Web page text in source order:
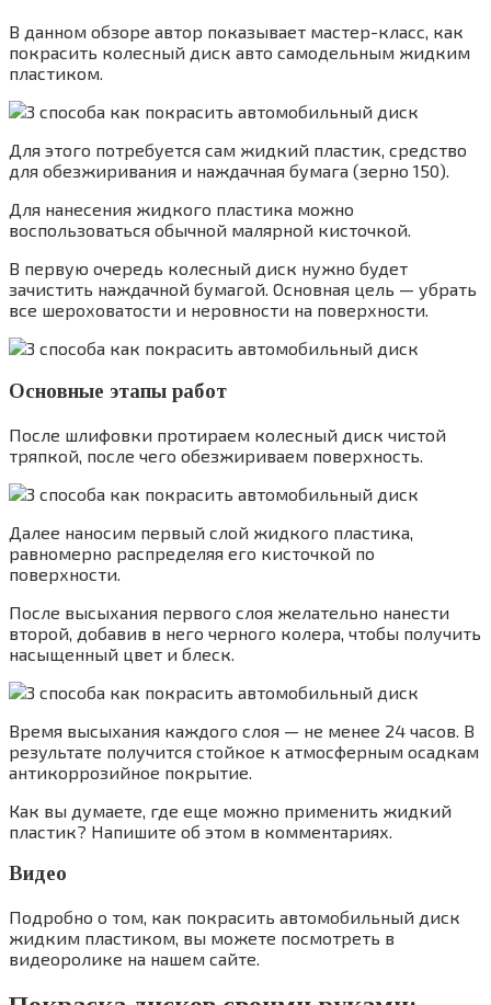
В данном обзоре автор показывает мастер-класс, как
покрасить колесный диск авто самодельным жидким
пластиком.
Для этого потребуется сам жидкий пластик, средство
для обезжиривания и наждачная бумага (зерно 150).
Для нанесения жидкого пластика можно
воспользоваться обычной малярной кисточкой.
В первую очередь колесный диск нужно будет
зачистить наждачной бумагой. Основная цель — убрать
все шероховатости и неровности на поверхности.
Основные этапы работ
После шлифовки протираем колесный диск чистой
тряпкой, после чего обезжириваем поверхность.
Далее наносим первый слой жидкого пластика,
равномерно распределяя его кисточкой по
поверхности.
После высыхания первого слоя желательно нанести
второй, добавив в него черного колера, чтобы получить
насыщенный цвет и блеск.
Время высыхания каждого слоя — не менее 24 часов. В
результате получится стойкое к атмосферным осадкам
антикоррозийное покрытие.
Как вы думаете, где еще можно применить жидкий
пластик? Напишите об этом в комментариях.
Видео
Подробно о том, как покрасить автомобильный диск
жидким пластиком, вы можете посмотреть в
видеоролике на нашем сайте.